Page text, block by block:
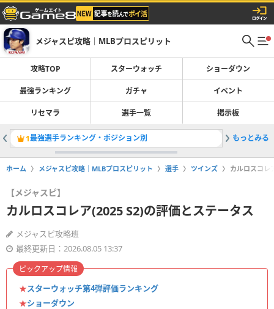
メジャスピ攻略｜MLBプロスピリット
攻略TOP スターウォッチ ショーダウン
最強ランキング ガチャ イベント
リセマラ 選手一覧 掲示板
1最強選手ランキング・ポジション別 2ガチャ
もっとみる
ホーム メジャスピ攻略｜MLBプロスピリット 選手 ツインズ カルロスコレ
【メジャスピ】
カルロスコレア(2025 S2)の評価とステータス
メジャスピ攻略班
最終更新日：2026.08.05 13:37
★スターウォッチ第4弾評価ランキング
★ショーダウン
ピックアップ情報